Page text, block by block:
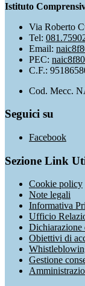
Istituto
Via Roberto
Tel:
Email:
PEC:
C.F.:
Cod. Mecc.
Seguici su
Facebook
Sezione Link
Cookie policy
Note legali
Informativa
Ufficio
Dichiarazione
Obiettivi di
Gestione